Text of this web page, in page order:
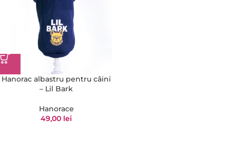
Hanorac albastru pentru câini
– Lil Bark
Hanorace
49,00 lei